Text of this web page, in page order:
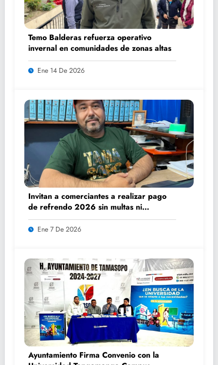
Temo Balderas refuerza operativo
invernal en comunidades de zonas altas
Ene 14 De 2026
Invitan a comerciantes a realizar pago
de refrendo 2026 sin multas ni
recargos
Ene 7 De 2026
Ayuntamiento Firma Convenio con la